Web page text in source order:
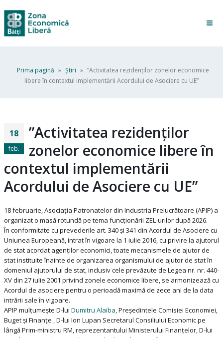
Prima pagină » Ştiri » ”Activitatea rezidenților zonelor economice
libere în contextul implementării Acordului de Asociere cu UE”
18
feb.
”Activitatea rezidenților
zonelor economice libere în
contextul implementării
Acordului de Asociere cu UE”
18 februarie, Asociația Patronatelor din Industria Prelucrătoare (APIP) a
organizat o masă rotundă pe tema funcționării ZEL-urilor după 2026.
În conformitate cu prevederile art. 340 și 341 din Acordul de Asociere cu
Uniunea Europeană, intrat în vigoare la 1 iulie 2016, cu privire la ajutorul
de stat acordat agenților economici, toate mecanismele de ajutor de
stat instituite înainte de organizarea organismului de ajutor de stat în
domeniul ajutorului de stat, inclusiv cele prevăzute de Legea nr. nr. 440-
XV din 27 iulie 2001 privind zonele economice libere, se armonizează cu
Acordul de asociere pentru o perioadă maximă de zece ani de la data
intrării sale în vigoare.
APIP mulțumește D-lui Dumitru Alaiba, Președintele Comisiei Economiei,
Buget și Finanțe , D-lui Ion Lupan Secretarul Consiliului Economic pe
lângă Prim-ministru RM, reprezentantului Ministerului Finanțelor, D-lui